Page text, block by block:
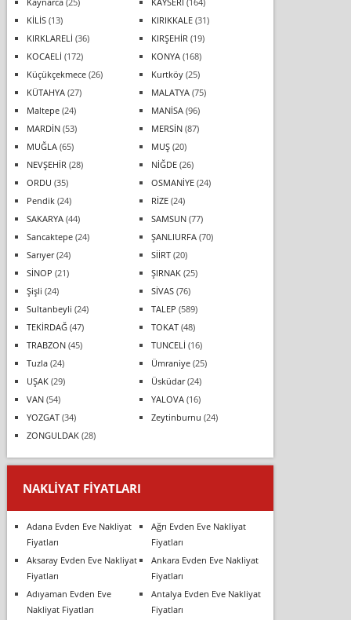
KİLİS(13) KIRIKKALE(31)
KIRKLARELİ (36) KIRŞEHİR (19)
KOCAELİ (172) KONYA(168)
Küçükçekmece(26) Kurtköy(25)
KÜTAHYA(27) MALATYA(75)
Maltepe(24) MANİSA(96)
MARDİN(53) MERSİN(87)
MUĞLA(65) MUŞ(20)
NEVŞEHİR (28) NİĞDE(26)
ORDU (35) OSMANİYE(24)
Pendik(24) RİZE(24)
SAKARYA(44) SAMSUN(77)
Sancaktepe(24) ŞANLIURFA(70)
Sarıyer(24) SİİRT(20)
SİNOP (21) ŞIRNAK(25)
Şişli (24) SİVAS(76)
Sultanbeyli (24) TALEP (589)
TEKİRDAĞ(47) TOKAT(48)
TRABZON(45) TUNCELİ (16)
Tuzla(24) Ümraniye(25)
UŞAK(29) Üsküdar(24)
VAN(54) YALOVA(16)
YOZGAT(34) Zeytinburnu (24)
ZONGULDAK(28)
NAKLIYAT FIYATLARI
Adana Evden Eve Nakliyat
Fiyatları
Ağrı Evden Eve Nakliyat
Fiyatları
Aksaray Evden Eve Nakliyat
Fiyatları
Ankara Evden Eve Nakliyat
Fiyatları
Adıyaman Evden Eve
Nakliyat Fiyatları
Antalya Evden Eve Nakliyat
Fiyatları